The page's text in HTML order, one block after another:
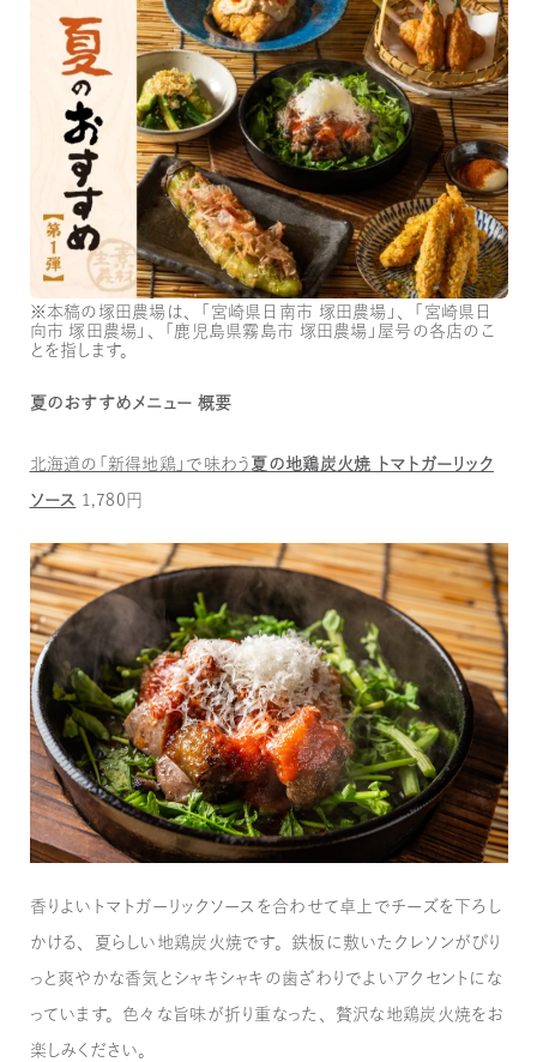
※本稿の塚田農場は、「宮崎県日南市 塚田農場」、「宮崎県日
向市 塚田農場」、「鹿児島県霧島市 塚田農場」屋号の各店のこ
とを指します。
夏のおすすめメニュー 概要
北海道の「新得地鶏」で味わう 夏の地鶏炭火焼 トマトガーリック
ソース 1,780円
香りよいトマトガーリックソースを合わせて卓上でチーズを下ろし
かける、夏らしい地鶏炭火焼です。鉄板に敷いたクレソンがぴり
っと爽やかな香気とシャキシャキの歯ざわりでよいアクセントにな
っています。色々な旨味が折り重なった、贅沢な地鶏炭火焼をお
楽しみください。